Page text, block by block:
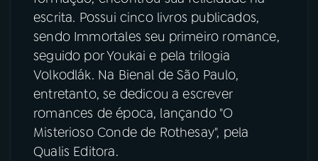
escrita. Possui cinco livros publicados,
sendo Immortales seu primeiro romance,
seguido por Youkai e pela trilogia
Volkodlák. Na Bienal de São Paulo,
entretanto, se dedicou a escrever
romances de época, lançando "O
Misterioso Conde de Rothesay", pela
Qualis Editora.